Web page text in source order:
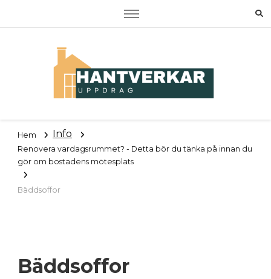
Hem Info
Renovera vardagsrummet? - Detta bör du tänka på innan du
gör om bostadens mötesplats
Bäddsoffor
Bäddsoffor